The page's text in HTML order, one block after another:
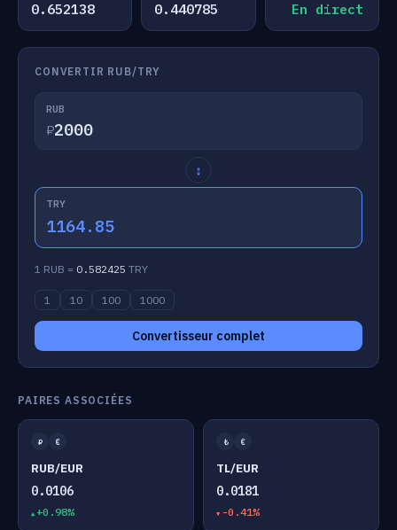
0.652138 0.440785 En direct
CONVERTIR RUB/TRY
RUB
₽
↕
TRY
1164.85
1 RUB = 0.582425 TRY
1 10 100 1000
Convertisseur complet
PAIRES ASSOCIÉES
₽ €
RUB/EUR
0.0106
+0.98%
₺ €
TL/EUR
0.0181
-0.41%